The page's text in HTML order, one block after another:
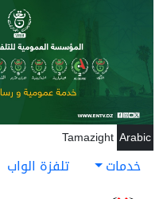
تجاوز إلى المحتوى الرئيسي
Arabic
Tamazight
خدمات تلفزة الواب